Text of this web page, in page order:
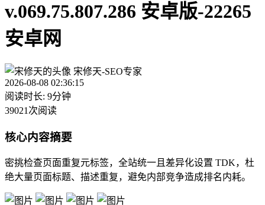
v.069.75.807.286 安卓版-22265
安卓网
宋修天-SEO专家
2026-08-08 02:36:15
阅读时长: 9分钟
39021次阅读
核心内容摘要
密挑检查页面重复元标签，全站统一且差异化设置 TDK，杜
绝大量页面标题、描述重复，避免内部竞争造成排名内耗。